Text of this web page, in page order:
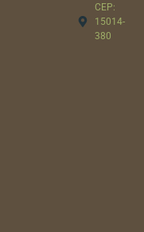
CEP:
15014-
380